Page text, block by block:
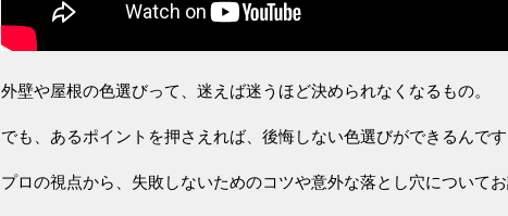
外壁や屋根の色選びって、迷えば迷うほど決められなくなるもの。
でも、あるポイントを押さえれば、後悔しない色選びができるんです
プロの視点から、失敗しないためのコツや意外な落とし穴についてお